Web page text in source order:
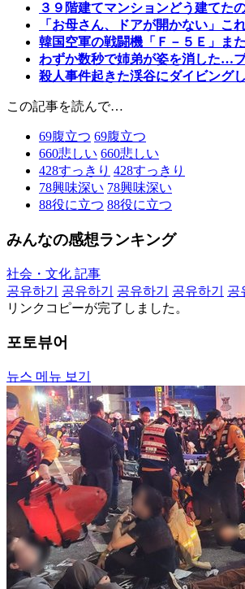
３９階建てマンションどう建てた
「お母さん、ドアが開かない」
韓国空軍の戦闘機「Ｆ－５Ｅ」ま
わずか数秒で姉弟が姿を消した…
殺人事件起きた渓谷にダイビング
この記事を読んで…
69腹立つ 69腹立つ
660悲しい 660悲しい
428すっきり 428すっきり
78興味深い 78興味深い
88役に立つ 88役に立つ
みんなの感想ランキング
社会・文化 記事
공유하기
공유하기 공유하기 공유하기
공
リンクコピーが完了しました。
포토뷰어
뉴스 메뉴 보기